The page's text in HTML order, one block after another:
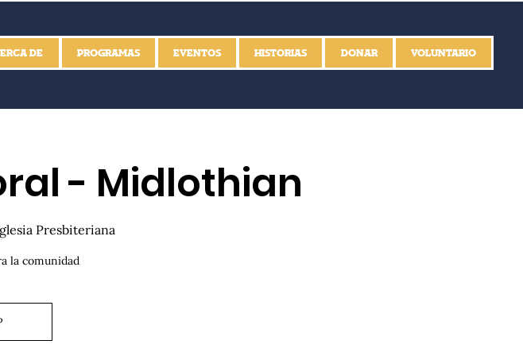
DE PROGRAMAS EVENTOS HISTORIAS DONAR VOLUNTARIO
- Midlothian
Presbiteriana
la comunidad